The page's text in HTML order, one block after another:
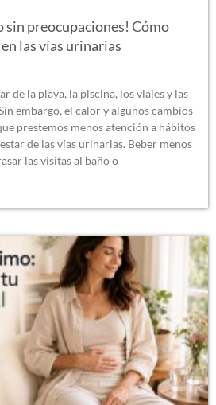
sin preocupaciones! Cómo
las vías urinarias
de la playa, la piscina, los viajes y las
embargo, el calor y algunos cambios
prestemos menos atención a hábitos
de las vías urinarias. Beber menos
las visitas al baño o